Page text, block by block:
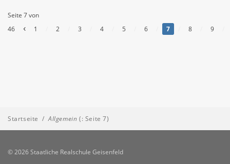
Seite 7 von
46
‹ 1 2 3 4 5 6 7 8 9
Startseite /Allgemein (: Seite 7)
© 2026 Staatliche Realschule Geisenfeld